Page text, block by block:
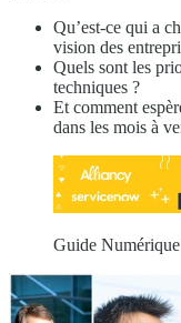
Qu’est-ce qui a
vision des
Quels sont les
techniques ?
Et comment
dans les mois à
Guide